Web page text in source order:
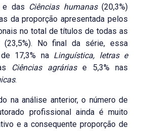
e das Ciências humanas(20,3%)
da proporção apresentada pelos
no total de títulos de todas as
(23,5%). No final da série, essa
17,3% na Linguística, letras e
Ciências agráriase 5,3% nas
.
na análise anterior, o número de
profissional ainda é muito
e a consequente proporção de